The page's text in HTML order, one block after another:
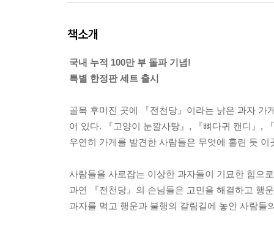
책소개
국내 누적 100만 부 돌파 기념!
특별 한정판 세트 출시
골목 후미진 곳에 『전천당』이라는 낡은 과자
어 있다. 『고양이 눈깔사탕』, 『뼈다귀 캔디』,
우연히 가게를 발견한 사람들은 무엇에 홀린 듯 이
사람들을 사로잡는 이상한 과자들이 기묘한 힘
과연 『전천당』의 손님들은 고민을 해결하고 행
과자를 먹고 행운과 불행의 갈림길에 놓인 사람들